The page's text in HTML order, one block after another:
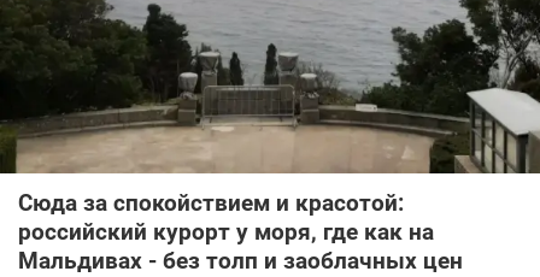
Сюда за спокойствием и красотой:
российский курорт у моря, где как на
Мальдивах - без толп и заоблачных цен